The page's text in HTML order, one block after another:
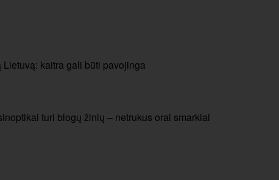
kaitra gali būti pavojinga
turi blogų žinių – netrukus orai smarkiai